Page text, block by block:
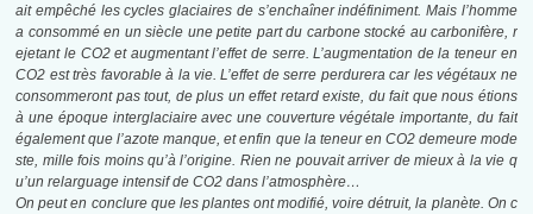
ait empêché les cycles glaciaires de s’enchaîner indéfiniment. Mais l’homme
a consommé en un siècle une petite part du carbone stocké au carbonifère, r
ejetant le CO2 et augmentant l’effet de serre. L’augmentation de la teneur en
CO2 est très favorable à la vie. L’effet de serre perdurera car les végétaux ne
consommeront pas tout, de plus un effet retard existe, du fait que nous étions
à une époque interglaciaire avec une couverture végétale importante, du fait
également que l’azote manque, et enfin que la teneur en CO2 demeure mode
ste, mille fois moins qu’à l’origine. Rien ne pouvait arriver de mieux à la vie q
u’un relarguage intensif de CO2 dans l’atmosphère…
On peut en conclure que les plantes ont modifié, voire détruit, la planète. On c